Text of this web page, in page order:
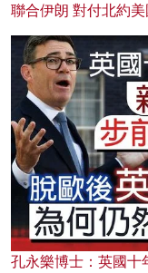
聯合伊朗 對付北約美
孔永樂博士：英國十